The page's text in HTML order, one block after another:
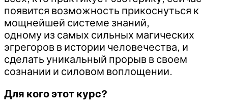
появится возможность прикоснуться к
мощнейшей системе знаний,
одному из самых сильных магических
эгрегоров в истории человечества, и
сделать уникальный прорыв в своем
сознании и силовом воплощении.
Для кого этот курс?